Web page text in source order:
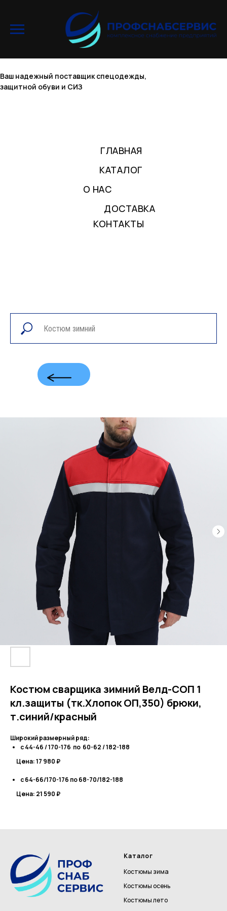
ГЛАВНАЯ
КАТАЛОГ
О НАС
ДОСТАВКА
КОНТАКТЫ
Ваш надежный поставщик спецодежды,
защитной обуви и СИЗ
Костюм сварщика зимний Велд-СОП 1
кл.защиты (тк.Хлопок ОП,350) брюки,
т.синий/красный
Широкий размерный ряд:
с 44-46 / 170-176 по 60-62 / 182-188
Цена:17 980 ₽
с 64-66/170-176 по 68-70/182-188
Цена: 21 590 ₽
Каталог
Костюмы зима
Костюмы осень
Костюмы лето